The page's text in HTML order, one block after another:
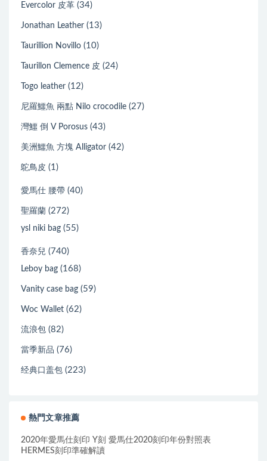
Evercolor 皮革 (34)
Jonathan Leather (13)
Taurillion Novillo (10)
Taurillon Clemence 皮 (24)
Togo leather (12)
尼羅鱷魚 兩點 Nilo crocodile (27)
灣鱷 倒 V Porosus (43)
美洲鱷魚 方塊 Alligator (42)
鴕鳥皮 (1)
愛馬仕 腰帶 (40)
聖羅蘭 (272)
ysl niki bag (55)
香奈兒 (740)
Leboy bag (168)
Vanity case bag (59)
Woc Wallet (62)
流浪包 (82)
當季新品 (76)
经典口盖包 (223)
熱門文章推薦
2020年愛馬仕刻印 Y刻 愛馬仕2020刻印年份對照表
HERMES刻印準確解讀